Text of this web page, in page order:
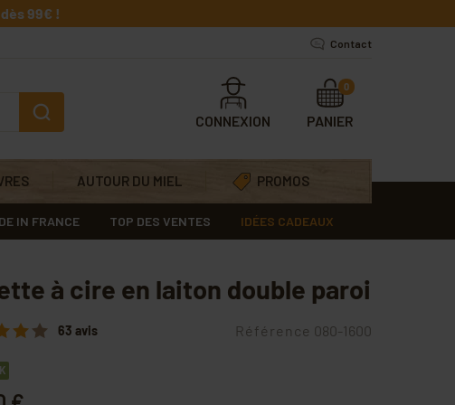
99€ !
Contact
CONNEXION PANIER
0
AUTOUR DU MIEL PROMOS
IN FRANCE TOP DES VENTES IDÉES CADEAUX
à cire en laiton double paroi
63 avis Référence 080-1600